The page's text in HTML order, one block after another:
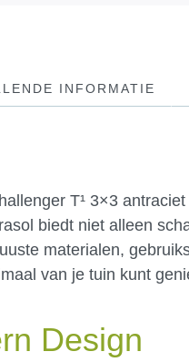
INFORMATIE
T¹ 3×3
biedt niet alleen
materialen,
van je tuin kunt
Design